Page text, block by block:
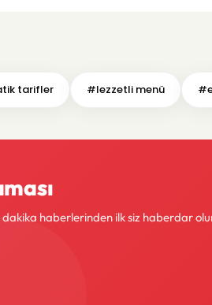
tarifler #lezzetli menü
dakika haberlerinden ilk siz haberdar